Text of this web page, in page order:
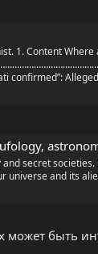
en Joy
отпишитесь,
1. Content
secret
universe and its
может быть